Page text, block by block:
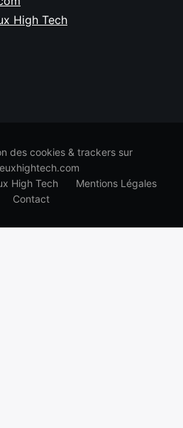
High Tech
des cookies & trackers sur
High Tech
Mentions Légales
Contact